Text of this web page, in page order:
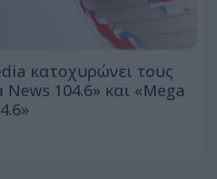
κατοχυρώνει τους
News 104.6» και «Mega